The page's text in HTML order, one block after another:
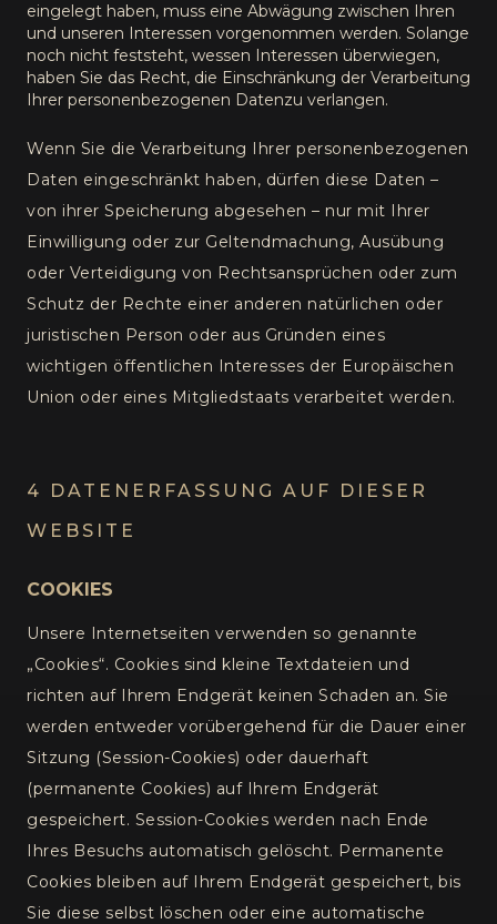
eingelegt haben, muss eine Abwägung zwischen Ihren
und unseren Interessen vorgenommen werden. Solange
noch nicht feststeht, wessen Interessen überwiegen,
haben Sie das Recht, die Einschränkung der Verarbeitung
Ihrer personenbezogenen Datenzu verlangen.
Wenn Sie die Verarbeitung Ihrer personenbezogenen
Daten eingeschränkt haben, dürfen diese Daten –
von ihrer Speicherung abgesehen – nur mit Ihrer
Einwilligung oder zur Geltendmachung, Ausübung
oder Verteidigung von Rechtsansprüchen oder zum
Schutz der Rechte einer anderen natürlichen oder
juristischen Person oder aus Gründen eines
wichtigen öffentlichen Interesses der Europäischen
Union oder eines Mitgliedstaats verarbeitet werden.
4 DATENERFASSUNG AUF DIESER
WEBSITE
COOKIES
Unsere Internetseiten verwenden so genannte
„Cookies“. Cookies sind kleine Textdateien und
richten auf Ihrem Endgerät keinen Schaden an. Sie
werden entweder vorübergehend für die Dauer einer
Sitzung (Session-Cookies) oder dauerhaft
(permanente Cookies) auf Ihrem Endgerät
gespeichert. Session-Cookies werden nach Ende
Ihres Besuchs automatisch gelöscht. Permanente
Cookies bleiben auf Ihrem Endgerät gespeichert, bis
Sie diese selbst löschen oder eine automatische